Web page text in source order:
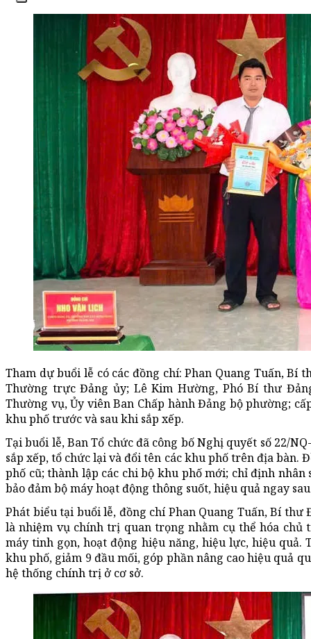
Tham dự buổi lễ có các đồng chí: Phan Quang Tuấn,
Thường trực Đảng ủy; Lê Kim Hường, Phó Bí thư
Thường vụ, Ủy viên Ban Chấp hành Đảng bộ phường;
khu phố trước và sau khi sắp xếp.
Tại buổi lễ, Ban Tổ chức đã công bố Nghị quyết số 22/
sắp xếp, tổ chức lại và đổi tên các khu phố trên địa bàn.
phố cũ; thành lập các chi bộ khu phố mới; chỉ định
bảo đảm bộ máy hoạt động thông suốt, hiệu quả ngay
Phát biểu tại buổi lễ, đồng chí Phan Quang Tuấn, Bí
là nhiệm vụ chính trị quan trọng nhằm cụ thể hóa chủ
máy tinh gọn, hoạt động hiệu năng, hiệu lực, hiệu quả.
khu phố, giảm 9 đầu mối, góp phần nâng cao hiệu quả
hệ thống chính trị ở cơ sở.